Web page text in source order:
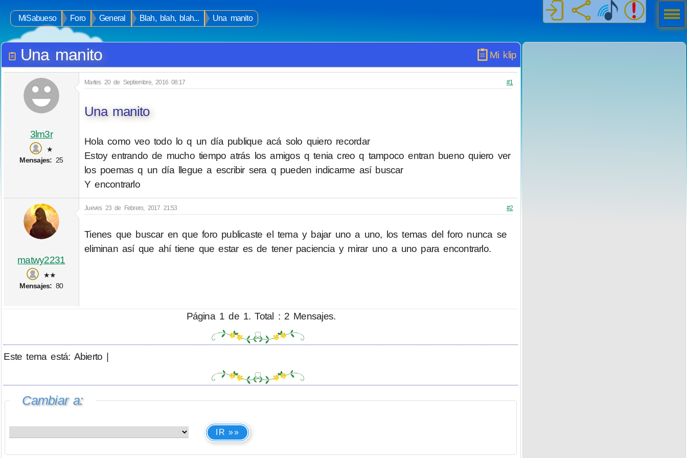
MiSabueso Foro General Blah, blah, blah... Una manito
Mi klip
Una manito
3lm3r
★
Mensajes: 25
Martes 20 de Septiembre, 2016 08:17 #1
Una manito
Hola como veo todo lo q un día publique acá solo quiero recordar
Estoy entrando de mucho tiempo atrás los amigos q tenia creo q tampoco entran bueno quiero ver
los poemas q un día llegue a escribir sera q pueden indicarme así buscar
Y encontrarlo
matwy2231
★★
Mensajes: 80
Jueves 23 de Febrero, 2017 21:53 #2
Tienes que buscar en que foro publicaste el tema y bajar uno a uno, los temas del foro nunca se
eliminan así que ahí tiene que estar es de tener paciencia y mirar uno a uno para encontrarlo.
Página 1 de 1. Total : 2 Mensajes.
Este tema está: Abierto |
Cambiar a:
IR »»
Men
ú